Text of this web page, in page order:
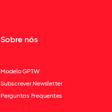
Sobre nós
Modelo GPTW
Subscrever Newsletter
Perguntas Frequentes